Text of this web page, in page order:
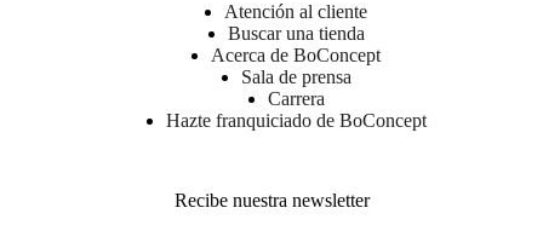
Atención al cliente
Buscar una tienda
Acerca de BoConcept
Sala de prensa
Carrera
Hazte franquiciado de BoConcept
Recibe nuestra newsletter